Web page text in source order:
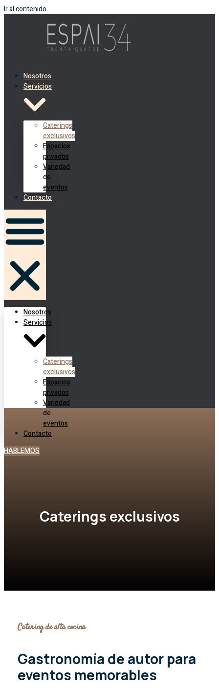
Ir al contenido
Nosotros
Servicios
Caterings
exclusivos
Espacios
privados
Variedad
de
eventos
Contacto
Nosotros
Servicios
Caterings
exclusivos
Espacios
privados
Variedad
de
eventos
Contacto
HABLEMOS
Caterings exclusivos
Catering de alta cocina
Gastronomía de autor para
eventos memorables